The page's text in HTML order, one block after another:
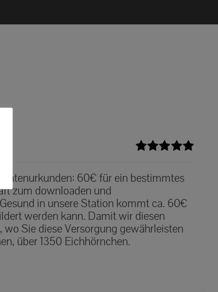
mit5.00von
60€ für ein bestimmtes
zum downloaden und
in unsere Station kommt ca. 60€
werden kann. Damit wir diesen
Sie diese Versorgung gewährleisten
über 1350 Eichhörnchen.